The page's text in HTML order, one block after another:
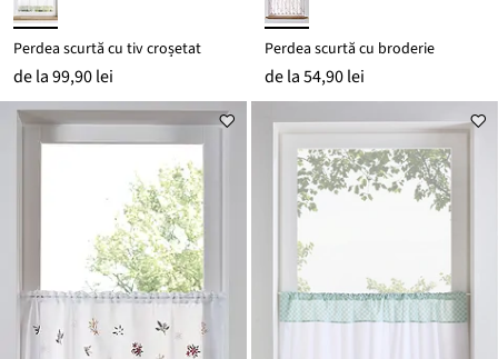
Perdea scurtă cu tiv croșetat
de la99,90 lei
Perdea scurtă cu broderie
de la54,90 lei